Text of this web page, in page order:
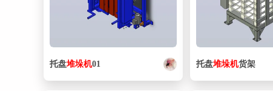
托盘堆垛机01 托盘堆垛机货架